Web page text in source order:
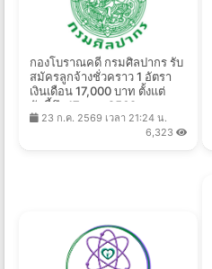
กองโบราณคดี กรมศิลปากร รับ
สมัครลูกจ้างชั่วคราว 1 อัตรา
เงินเดือน 17,000 บาท ตั้งแต่
บัดนี้ถึง 17 ส.ค. 2569
23 ก.ค. 2569 เวลา 21:24 น.
6,323